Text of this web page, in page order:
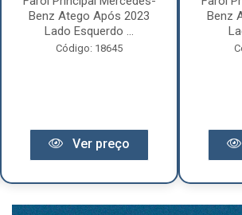
Benz Atego Após 2023
Lado Esquerdo ...
Código: 18645
Ver preço
Benz